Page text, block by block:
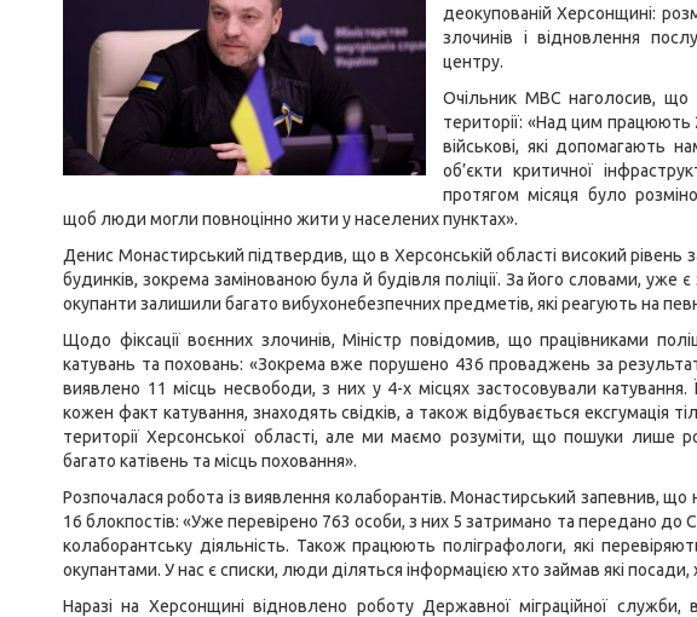
деокупованій Херсонщині:
злочинів і відновлення
центру.
Очільник МВС наголосив, що
території: «Над цим працюють
військові, які допомагають
об’єкти критичної
протягом місяця було
щоб люди могли повноцінно жити у населених пунктах».
Денис Монастирський підтвердив, що в Херсонській області високий рівень
будинків, зокрема замінованою була й будівля поліції. За його словами, уже є
окупанти залишили багато вибухонебезпечних предметів, які реагують на певні
Щодо фіксації воєнних злочинів, Міністр повідомив, що працівниками
катувань та поховань: «Зокрема вже порушено 436 проваджень за
виявлено 11 місць несвободи, з них у 4-х місцях застосовували катування.
кожен факт катування, знаходять свідків, а також відбувається ексгумація
території Херсонської області, але ми маємо розуміти, що пошуки лише
багато катівень та місць поховання».
Розпочалася робота із виявлення колаборантів. Монастирський запевнив, що
16 блокпостів: «Уже перевірено 763 особи, з них 5 затримано та передано до
колаборантську діяльність. Також працюють поліграфологи, які
окупантами. У нас є списки, люди діляться інформацією хто займав які посади,
Наразі на Херсонщині відновлено роботу Державної міграційної служби,